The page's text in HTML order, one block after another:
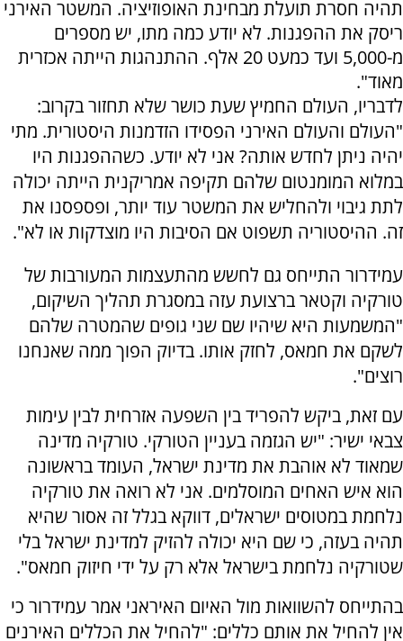
תהיה חסרת תועלת מבחינת האופוזיציה. המשטר האירני
ריסק את ההפגנות. לא יודע כמה מתו, יש מספרים
מ-5,000 ועד כמעט 20 אלף. ההתנהגות הייתה אכזרית
מאוד".
לדבריו, העולם החמיץ שעת כושר שלא תחזור בקרוב:
"העולם והעולם האירני הפסידו הזדמנות היסטורית. מתי
יהיה ניתן לחדש אותה? אני לא יודע. כשההפגנות היו
במלוא המומנטום שלהם תקיפה אמריקנית הייתה יכולה
לתת גיבוי ולהחליש את המשטר עוד יותר, ופספסנו את
זה. ההיסטוריה תשפוט אם הסיבות היו מוצדקות או לא".
עמידרור התייחס גם לחשש מהתעצמות המעורבות של
טורקיה וקטאר ברצועת עזה במסגרת תהליך השיקום,
"המשמעות היא שיהיו שם שני גופים שהמטרה שלהם
לשקם את חמאס, לחזק אותו. בדיוק הפוך ממה שאנחנו
רוצים".
עם זאת, ביקש להפריד בין השפעה אזרחית לבין עימות
צבאי ישיר: "יש הגזמה בעניין הטורקי. טורקיה מדינה
שמאוד לא אוהבת את מדינת ישראל, העומד בראשונה
הוא איש האחים המוסלמים. אני לא רואה את טורקיה
נלחמת במטוסים ישראלים, דווקא בגלל זה אסור שהיא
תהיה בעזה, כי שם היא יכולה להזיק למדינת ישראל בלי
שטורקיה נלחמת בישראל אלא רק על ידי חיזוק חמאס".
בהתייחס להשוואות מול האיום האיראני אמר עמידרור כי
אין להחיל את אותם כללים: "להחיל את הכללים האירנים